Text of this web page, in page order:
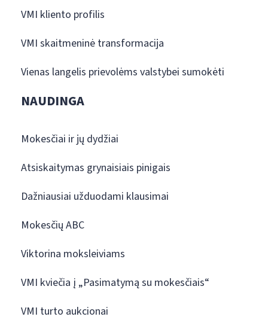
VMI kliento profilis
VMI skaitmeninė transformacija
Vienas langelis prievolėms valstybei sumokėti
NAUDINGA
Mokesčiai ir jų dydžiai
Atsiskaitymas grynaisiais pinigais
Dažniausiai užduodami klausimai
Mokesčių ABC
Viktorina moksleiviams
VMI kviečia į „Pasimatymą su mokesčiais“
VMI turto aukcionai